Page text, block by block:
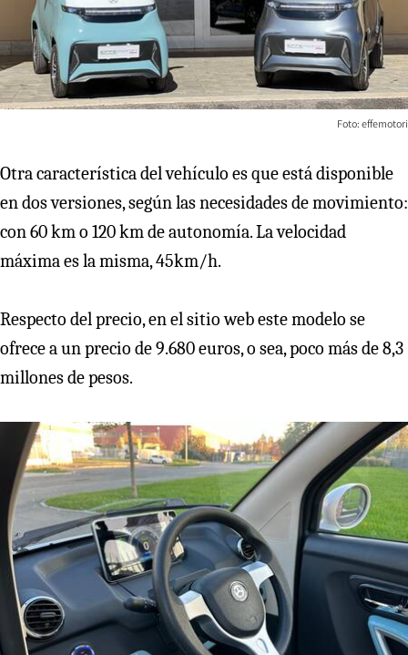
Foto: effemotori
Otra característica del vehículo es que está disponible
en dos versiones, según las necesidades de movimiento:
con 60 km o 120 km de autonomía. La velocidad
máxima es la misma, 45km/h.
Respecto del precio, en el sitio web este modelo se
ofrece a un precio de 9.680 euros, o sea, poco más de 8,3
millones de pesos.